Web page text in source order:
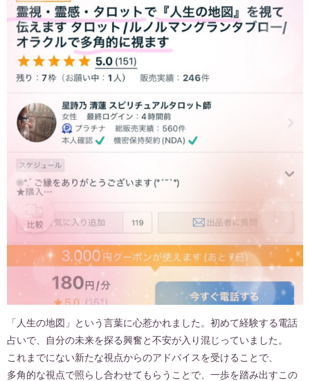
「人生の地図」という言葉に心惹かれました。初めて経験する電話
占いで、自分の未来を探る興奮と不安が入り混じっていました。
これまでにない新たな視点からのアドバイスを受けることで、
多角的な視点で照らし合わせてもらうことで、一歩を踏み出すこの